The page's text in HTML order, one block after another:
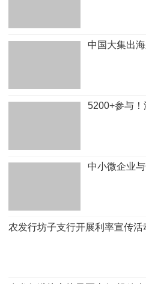
中国大集出
5200+参与！
中小微企业
农发行坊子支行开展利率宣传活